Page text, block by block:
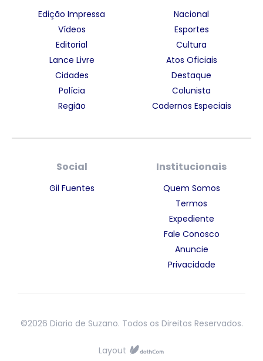
Edição Impressa
Vídeos
Editorial
Lance Livre
Cidades
Polícia
Região
Nacional
Esportes
Cultura
Atos Oficiais
Destaque
Colunista
Cadernos Especiais
Social
Gil Fuentes
Institucionais
Quem Somos
Termos
Expediente
Fale Conosco
Anuncie
Privacidade
©2026 Diario de Suzano. Todos os Direitos Reservados.
Layout